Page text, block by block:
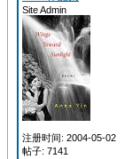
Site Admin
注册时间: 2004-05-02
帖子: 7141